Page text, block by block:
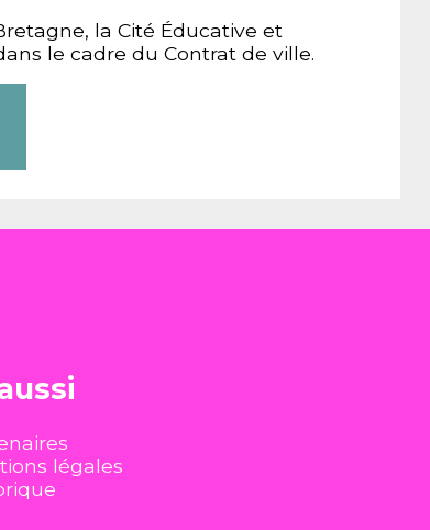
la Cité Éducative et
le cadre du Contrat de ville.
légales